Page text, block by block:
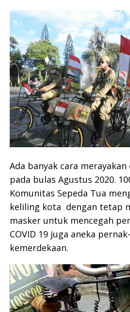
Ada banyak cara merayakan
pada bulas Agustus 2020.
Komunitas Sepeda Tua
keliling kota dengan tetap
masker untuk mencegah
COVID 19 juga aneka
kemerdekaan.